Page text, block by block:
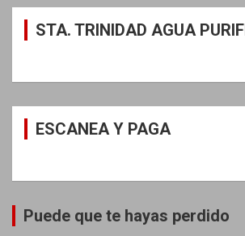
STA. TRINIDAD AGUA
ESCANEA Y PAGA
Puede que te hayas perdido